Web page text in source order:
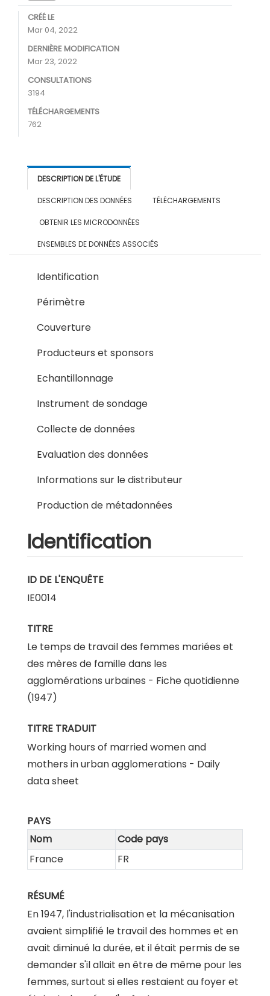
CRÉÉ LE
Mar 04, 2022
DERNIÈRE MODIFICATION
Mar 23, 2022
CONSULTATIONS
3194
TÉLÉCHARGEMENTS
762
DESCRIPTION DE L'ÉTUDE
DESCRIPTION DES DONNÉES TÉLÉCHARGEMENTS
OBTENIR LES MICRODONNÉES
ENSEMBLES DE DONNÉES ASSOCIÉS
Identification
Périmètre
Couverture
Producteurs et sponsors
Echantillonnage
Instrument de sondage
Collecte de données
Evaluation des données
Informations sur le distributeur
Production de métadonnées
Identification
ID DE L'ENQUÊTE
IE0014
TITRE
Le temps de travail des femmes mariées et
des mères de famille dans les
agglomérations urbaines - Fiche quotidienne
(1947)
TITRE TRADUIT
Working hours of married women and
mothers in urban agglomerations - Daily
data sheet
PAYS
Nom
Code pays
France
FR
RÉSUMÉ
En 1947, l'industrialisation et la mécanisation
avaient simplifié le travail des hommes et en
avait diminué la durée, et il était permis de se
demander s'il allait en être de même pour les
femmes, surtout si elles restaient au foyer et